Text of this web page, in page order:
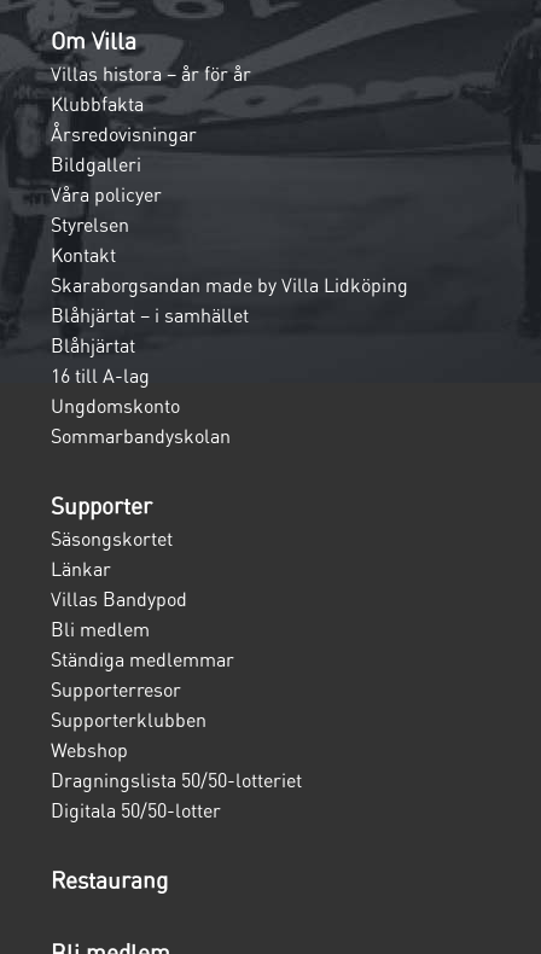
Om Villa
Villas histora – år för år
Klubbfakta
Årsredovisningar
Bildgalleri
Våra policyer
Styrelsen
Kontakt
Skaraborgsandan made by Villa Lidköping
Blåhjärtat – i samhället
Blåhjärtat
16 till A-lag
Ungdomskonto
Sommarbandyskolan
Supporter
Säsongskortet
Länkar
Villas Bandypod
Bli medlem
Ständiga medlemmar
Supporterresor
Supporterklubben
Webshop
Dragningslista 50/50-lotteriet
Digitala 50/50-lotter
Restaurang